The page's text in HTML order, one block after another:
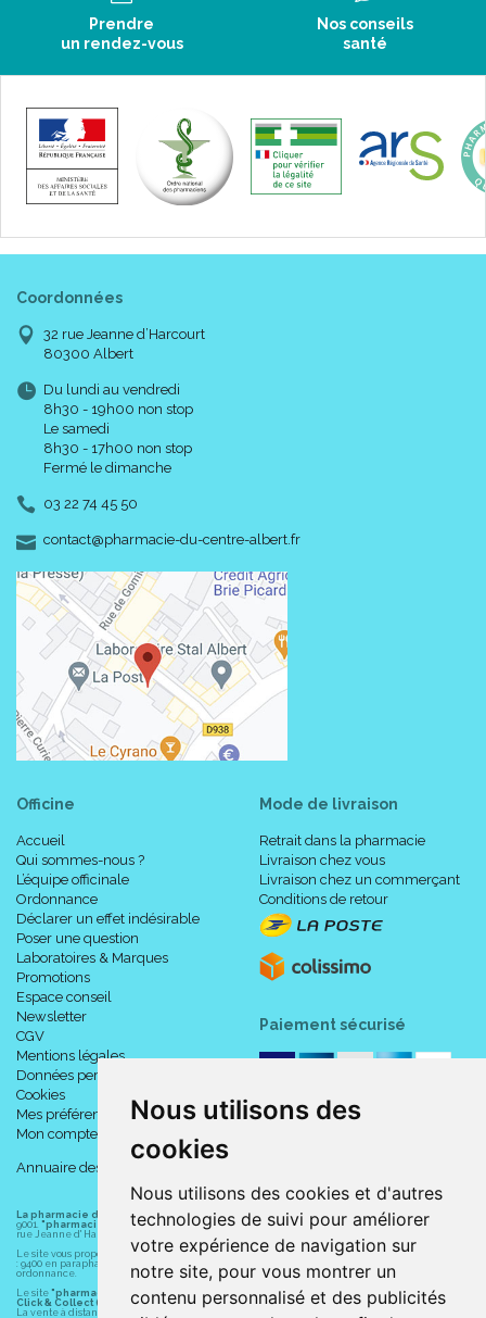
Nous utilisons des
cookies
Nous utilisons des cookies et d'autres
technologies de suivi pour améliorer
votre expérience de navigation sur
notre site, pour vous montrer un
contenu personnalisé et des publicités
Prendre
un rendez-vous
Nos conseils
santé
Coordonnées
32 rue Jeanne d’Harcourt
80300 Albert
Du lundi au vendredi
8h30 - 19h00 non stop
Le samedi
8h30 - 17h00 non stop
Fermé le dimanche
03 22 74 45 50
contact-
@-
pharmacie-du-centre-albert.fr
Officine
Accueil
Qui sommes-nous ?
L’équipe officinale
Ordonnance
Déclarer un effet indésirable
Poser une question
Laboratoires & Marques
Promotions
Espace conseil
Newsletter
CGV
Mentions légales
Données personnelles
Cookies
Mes préférences Cookies
Mon compte
Annuaire des pharmacies
Mode de livraison
Retrait dans la pharmacie
Livraison chez vous
Livraison chez un commerçant
Conditions de retour
Paiement sécurisé
La pharmacie du centre à Albert (80300) est une pharmacie française certifiée ISO
9001. "pharmacie-du-centre-albert.fr "est le site internet de la pharmacie du centre
rue Jeanne d' Harcourt, 80300 Albert.
Le site vous propose un large choix de plus de 11000 références, au prix les plus bas possible
: 9400 en parapharmacie, animaux, orthopédie, matériel médical. 1700 en médicaments sans
ordonnance.
Le site "pharmacie-du-centre-albert.fr" vous propose les service suivants :
Click & Collect (retrait gratuit dans la pharmacie).
La vente à distance chez vous et/ou chez un commerçant sur la France (Andorre, Monaco et